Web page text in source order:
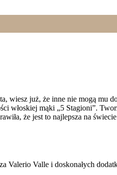
wiesz już, że inne nie mogą mu
włoskiej mąki „5 Stagioni”.
że jest to najlepsza na
Valerio Valle i doskonałych